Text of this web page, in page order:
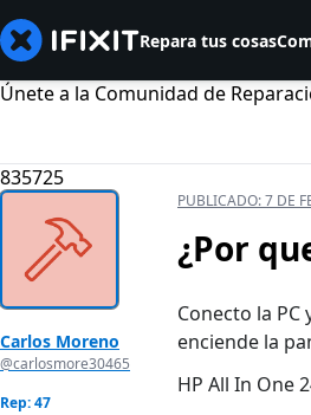
Repara tus cosas
Únete a la Comunidad de
835725
Carlos Moreno
@carlosmore30465
Rep: 47
PUBLICADO:7 DE
¿Por
Conecto la
enciende la
HP All In One